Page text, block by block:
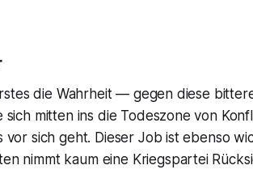
die Wahrheit — gegen diese
sich mitten ins die Todeszone von
vor sich geht. Dieser Job ist ebenso
nimmt kaum eine Kriegspartei